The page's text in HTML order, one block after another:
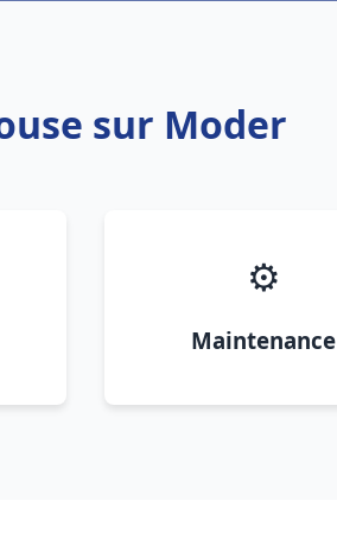
sur Moder
⚙️
Maintenance